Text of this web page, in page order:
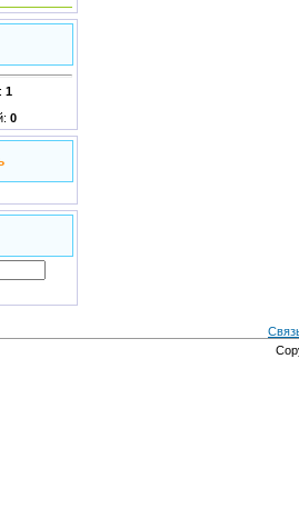
1
0